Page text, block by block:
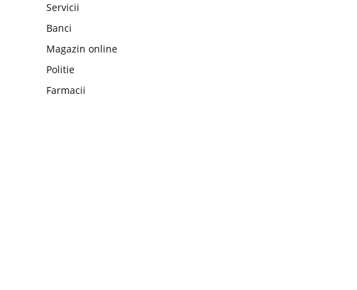
Servicii
Banci
Magazin online
Politie
Farmacii